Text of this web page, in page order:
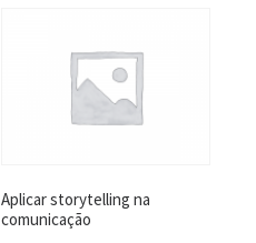
Aplicar storytelling na
comunicação